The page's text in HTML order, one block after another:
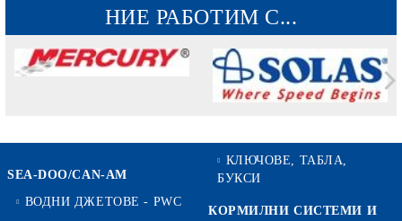
НИЕ РАБОТИМ С...
SEA-DOO/CAN-AM
ВОДНИ ДЖЕТОВЕ - PWC
КЛЮЧОВЕ, ТАБЛА,
БУКСИ
КОРМИЛНИ СИСТЕМИ И